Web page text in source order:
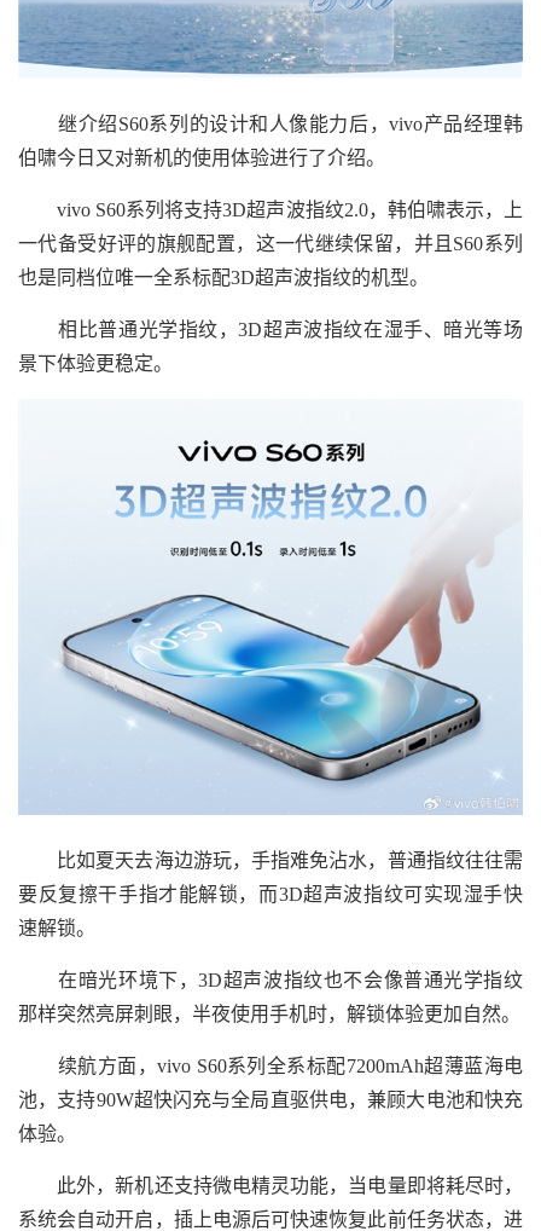
继介绍S60系列的设计和人像能力后，vivo产品经理韩
伯啸今日又对新机的使用体验进行了介绍。
vivo S60系列将支持3D超声波指纹2.0，韩伯啸表示，上
一代备受好评的旗舰配置，这一代继续保留，并且S60系列
也是同档位唯一全系标配3D超声波指纹的机型。
相比普通光学指纹，3D超声波指纹在湿手、暗光等场
景下体验更稳定。
比如夏天去海边游玩，手指难免沾水，普通指纹往往需
要反复擦干手指才能解锁，而3D超声波指纹可实现湿手快
速解锁。
在暗光环境下，3D超声波指纹也不会像普通光学指纹
那样突然亮屏刺眼，半夜使用手机时，解锁体验更加自然。
续航方面，vivo S60系列全系标配7200mAh超薄蓝海电
池，支持90W超快闪充与全局直驱供电，兼顾大电池和快充
体验。
此外，新机还支持微电精灵功能，当电量即将耗尽时，
系统会自动开启，插上电源后可快速恢复此前任务状态，进